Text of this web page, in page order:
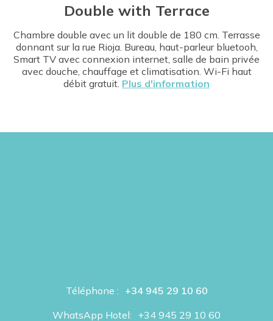
Double with Terrace
Chambre double avec un lit double de 180 cm. Terrasse
donnant sur la rue Rioja. Bureau, haut-parleur bluetooh,
Smart TV avec connexion internet, salle de bain privée
avec douche, chauffage et climatisation. Wi-Fi haut
débit gratuit. Plus d'information
Téléphone : +34 945 29 10 60
WhatsApp Hotel: +34 945 29 10 60